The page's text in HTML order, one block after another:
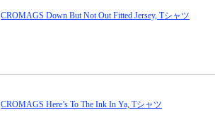
CROMAGS Down But Not Out Fitted Jersey, Tシャツ
CROMAGS Here’s To The Ink In Ya, Tシャツ